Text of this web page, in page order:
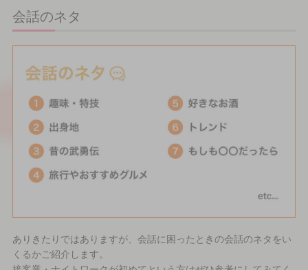
会話のネタ
ありきたりではありますが、会話に困ったときの会話のネタをい
くるかご紹介します。